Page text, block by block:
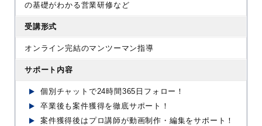
の基礎がわかる営業研修など
受講形式
オンライン完結のマンツーマン指導
サポート内容
個別チャットで24時間365日フォロー！
卒業後も案件獲得を徹底サポート！
案件獲得後はプロ講師が動画制作・編集をサポート！